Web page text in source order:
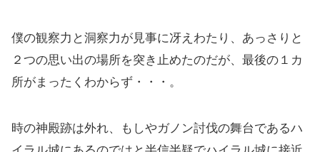
僕の観察力と洞察力が見事に冴えわたり、あっさりと
２つの思い出の場所を突き止めたのだが、最後の１カ
所がまったくわからず・・・。
時の神殿跡は外れ、もしやガノン討伐の舞台であるハ